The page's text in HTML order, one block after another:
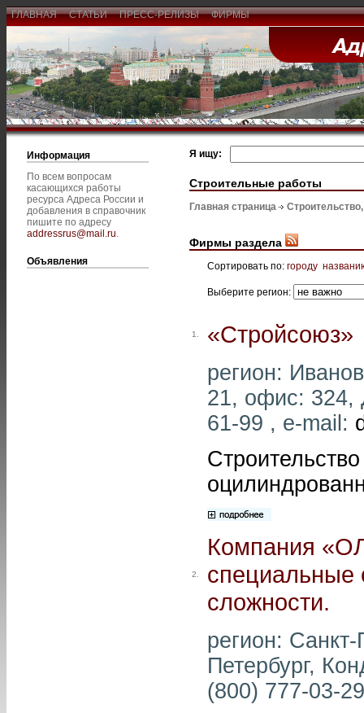
ГЛАВНАЯ СТАТЬИ ПРЕСС-РЕЛИЗЫ ФИРМЫ
Информация
По всем вопросам
касающихся работы
ресурса Адреса России и
добавления в справочник
пишите по адресу
addressrus@mail.ru.
Объявления
Я ищу:
Строительные работы
Главная страница
Фирмы раздела
Сортировать по: городу
Выберите регион:
1. «Стройсоюз»
регион:
21, офис: 324,
61-99 , e-mail:
2.
Компания
специальные
сложности.
регион:
Петербург,
(800) 777-03-